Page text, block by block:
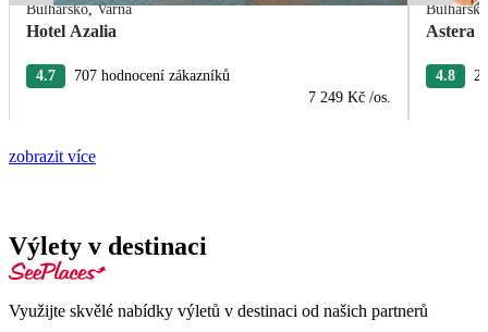
Bulharsko,Varna
Hotel Azalia
4.7
707 hodnocení zákazníků
7 249 Kč /os.
Bulharsko
Astera
4.8
zobrazit více
Výlety v destinaci
Využijte skvělé nabídky výletů v destinaci od našich partnerů